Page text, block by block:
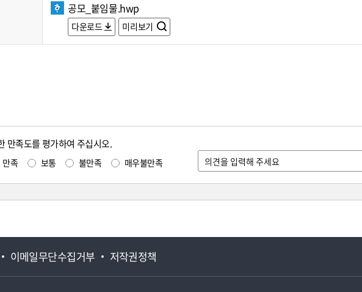
공모_붙임물.hwp
다운로드 미리보기
만족도를 평가하여 주십시오.
만족 보통 불만족 매우불만족
이메일무단수집거부 저작권정책